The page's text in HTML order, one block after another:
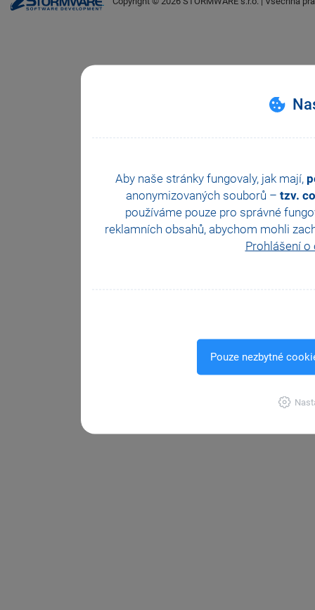
Aby naše stránky fungovaly, jak mají,
anonymizovaných souborů – tzv.
používáme pouze pro správné
reklamních obsahů, abychom mohli
Prohlášení
Pouze nezbytné